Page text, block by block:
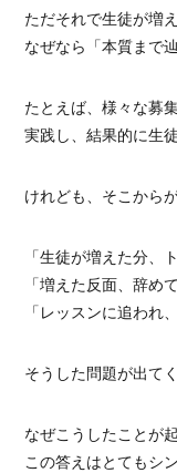
ただそれで生徒が増
なぜなら「本質まで
たとえば、様々な募
実践し、結果的に生
けれども、そこから
「生徒が増えた分、
「増えた反面、辞め
「レッスンに追われ
そうした問題が出て
なぜこうしたことが
この答えはとてもシ